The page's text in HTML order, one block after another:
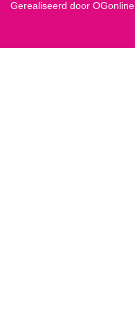
Gerealiseerd door OGonline